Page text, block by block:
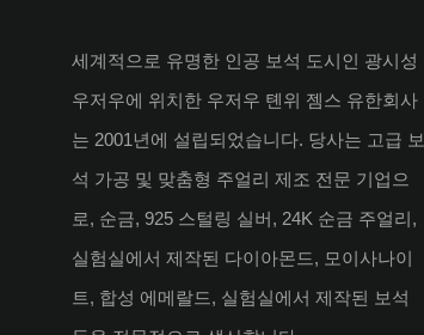
세계적으로 유명한 인공 보석 도시인 광시성
우저우에 위치한 우저우 톈위 젬스 유한회사
는 2001년에 설립되었습니다. 당사는 고급 보
석 가공 및 맞춤형 주얼리 제조 전문 기업으
로, 순금, 925 스털링 실버, 24K 순금 주얼리,
실험실에서 제작된 다이아몬드, 모이사나이
트, 합성 에메랄드, 실험실에서 제작된 보석